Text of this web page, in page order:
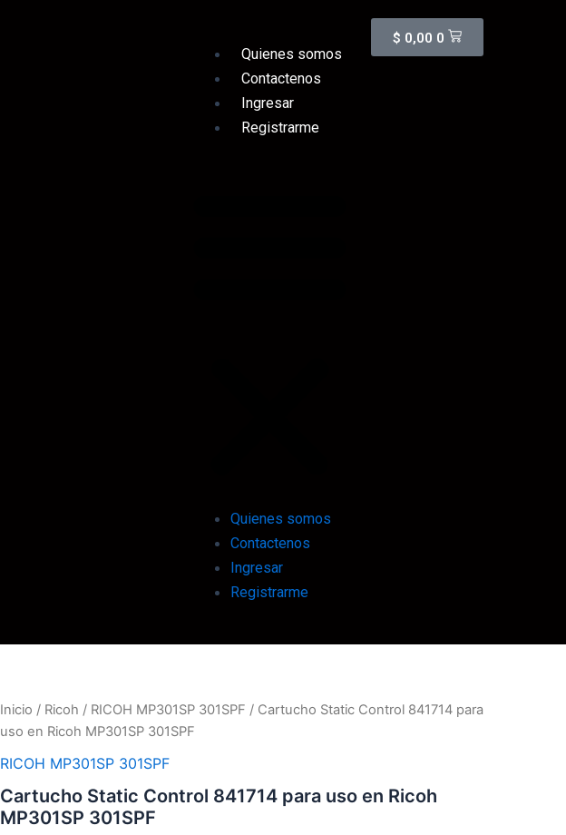
Quienes somos
Contactenos
Ingresar
Registrarme
Quienes somos
Contactenos
Ingresar
Registrarme
$ 0,00 0
Cart
Inicio / Ricoh / RICOH MP301SP 301SPF / Cartucho Static Control 841714 para
uso en Ricoh MP301SP 301SPF
RICOH MP301SP 301SPF
Cartucho Static Control 841714 para uso en Ricoh
MP301SP 301SPF